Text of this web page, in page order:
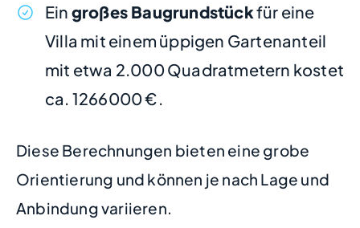
Ein großes Baugrundstückfür eine
Villa mit einem üppigen Gartenanteil
mit etwa 2.000 Quadratmetern kostet
ca. 1266000 €.
Diese Berechnungen bieten eine grobe
Orientierung und können je nach Lage und
Anbindung variieren.